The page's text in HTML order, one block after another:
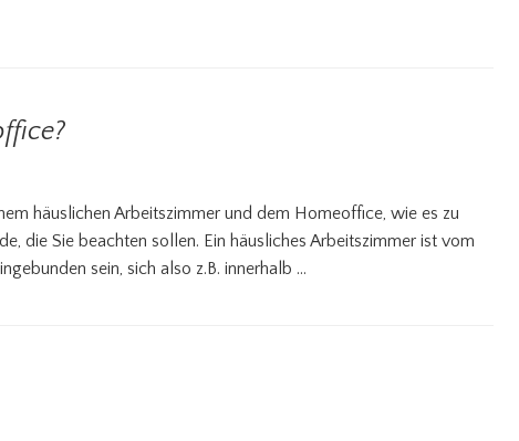
häuslichen Arbeitszimmer und dem Homeoffice, wie es zu
die Sie beachten sollen. Ein häusliches Arbeitszimmer ist vom
sein, sich also z.B. innerhalb …